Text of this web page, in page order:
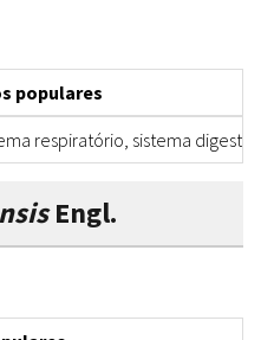
populares
respiratório, sistema
Engl.